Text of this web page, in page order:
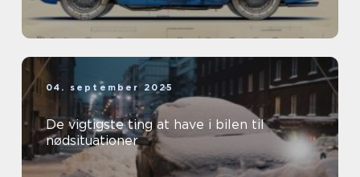
04. september 2025
De vigtigste ting at have i bilen til
nødsituationer